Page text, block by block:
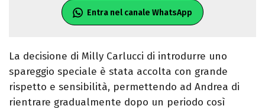
Entra nel canale WhatsApp
La decisione di Milly Carlucci di introdurre uno
spareggio speciale è stata accolta con grande
rispetto e sensibilità, permettendo ad Andrea di
rientrare gradualmente dopo un periodo così